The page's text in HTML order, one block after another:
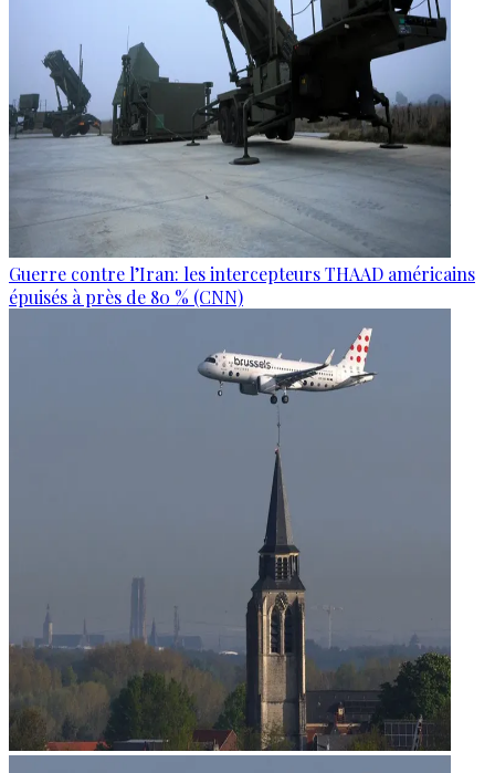
Guerre contre l’Iran: les intercepteurs THAAD américains
épuisés à près de 80 % (CNN)